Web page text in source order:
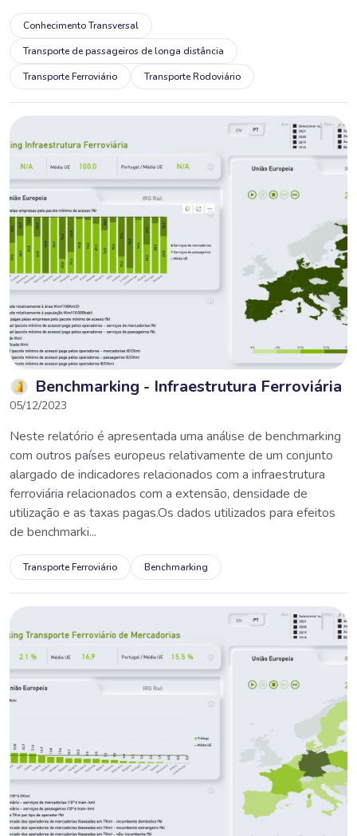
Conhecimento Transversal
Transporte de passageiros de longa distância
Transporte Ferroviário
Transporte Rodoviário
Benchmarking - Infraestrutura Ferroviária
05/12/2023
Neste relatório é apresentada uma análise de benchmarking
com outros países europeus relativamente de um conjunto
alargado de indicadores relacionados com a infraestrutura
ferroviária relacionados com a extensão, densidade de
utilização e as taxas pagas.Os dados utilizados para efeitos
de benchmarki...
Transporte Ferroviário Benchmarking